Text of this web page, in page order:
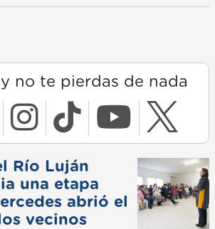
no te pierdas de nada
Río Luján
una etapa
abrió el
vecinos